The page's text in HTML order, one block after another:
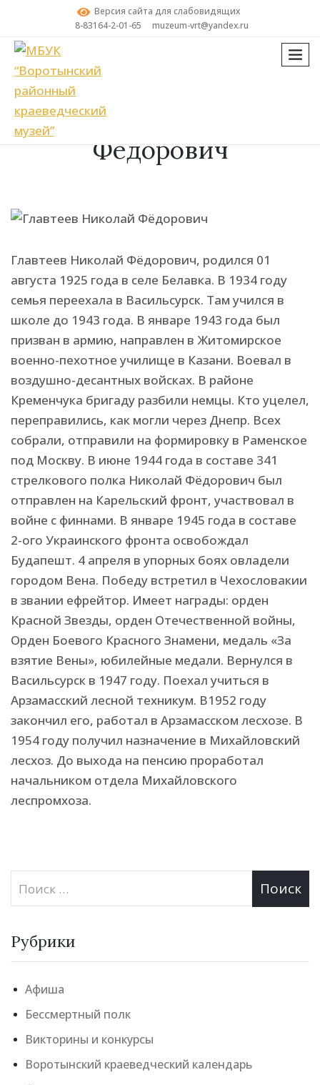
Версия сайта для слабовидящих
8-83164-2-01-65
muzeum-vrt@yandex.ru
Поиск
Главтеев Николай
Фёдорович
Главтеев Николай Фёдорович, родился 01
августа 1925 года в селе Белавка. В 1934 году
семья переехала в Васильсурск. Там учился в
школе до 1943 года. В январе 1943 года был
призван в армию, направлен в Житомирское
военно-пехотное училище в Казани. Воевал в
воздушно-десантных войсках. В районе
Кременчука бригаду разбили немцы. Кто уцелел,
переправились, как могли через Днепр. Всех
собрали, отправили на формировку в Раменское
под Москву. В июне 1944 года в составе 341
стрелкового полка Николай Фёдорович был
отправлен на Карельский фронт, участвовал в
войне с финнами. В январе 1945 года в составе
2-ого Украинского фронта освобождал
Будапешт. 4 апреля в упорных боях овладели
городом Вена. Победу встретил в Чехословакии
в звании ефрейтор. Имеет награды: орден
Красной Звезды, орден Отечественной войны,
Орден Боевого Красного Знамени, медаль «За
взятие Вены», юбилейные медали. Вернулся в
Васильсурск в 1947 году. Поехал учиться в
Арзамасский лесной техникум. В1952 году
закончил его, работал в Арзамасском лесхозе. В
1954 году получил назначение в Михайловский
лесхоз. До выхода на пенсию проработал
начальником отдела Михайловского
леспромхоза.
Рубрики
Афиша
Бессмертный полк
Викторины и конкурсы
Воротынский краеведческий календарь